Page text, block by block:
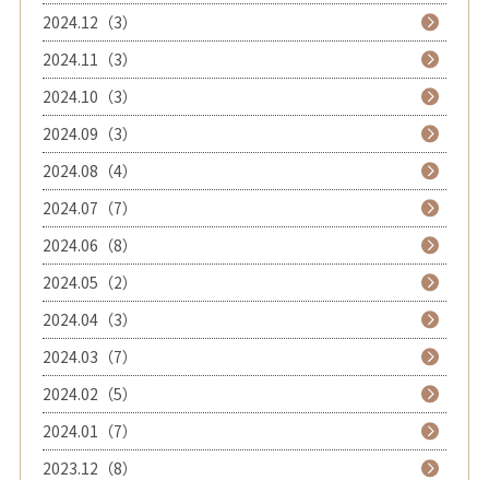
2024.12（3）
2024.11（3）
2024.10（3）
2024.09（3）
2024.08（4）
2024.07（7）
2024.06（8）
2024.05（2）
2024.04（3）
2024.03（7）
2024.02（5）
2024.01（7）
2023.12（8）